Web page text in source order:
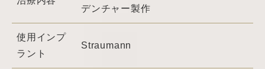
デンチャー製作
使用インプ
ラント
Straumann